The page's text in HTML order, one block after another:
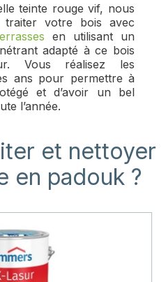
teinte rouge vif, nous
traiter votre bois avec
en utilisant un
adapté à ce bois
Vous réalisez les
ans pour permettre à
et d’avoir un bel
l’année.
et nettoyer
en padouk ?